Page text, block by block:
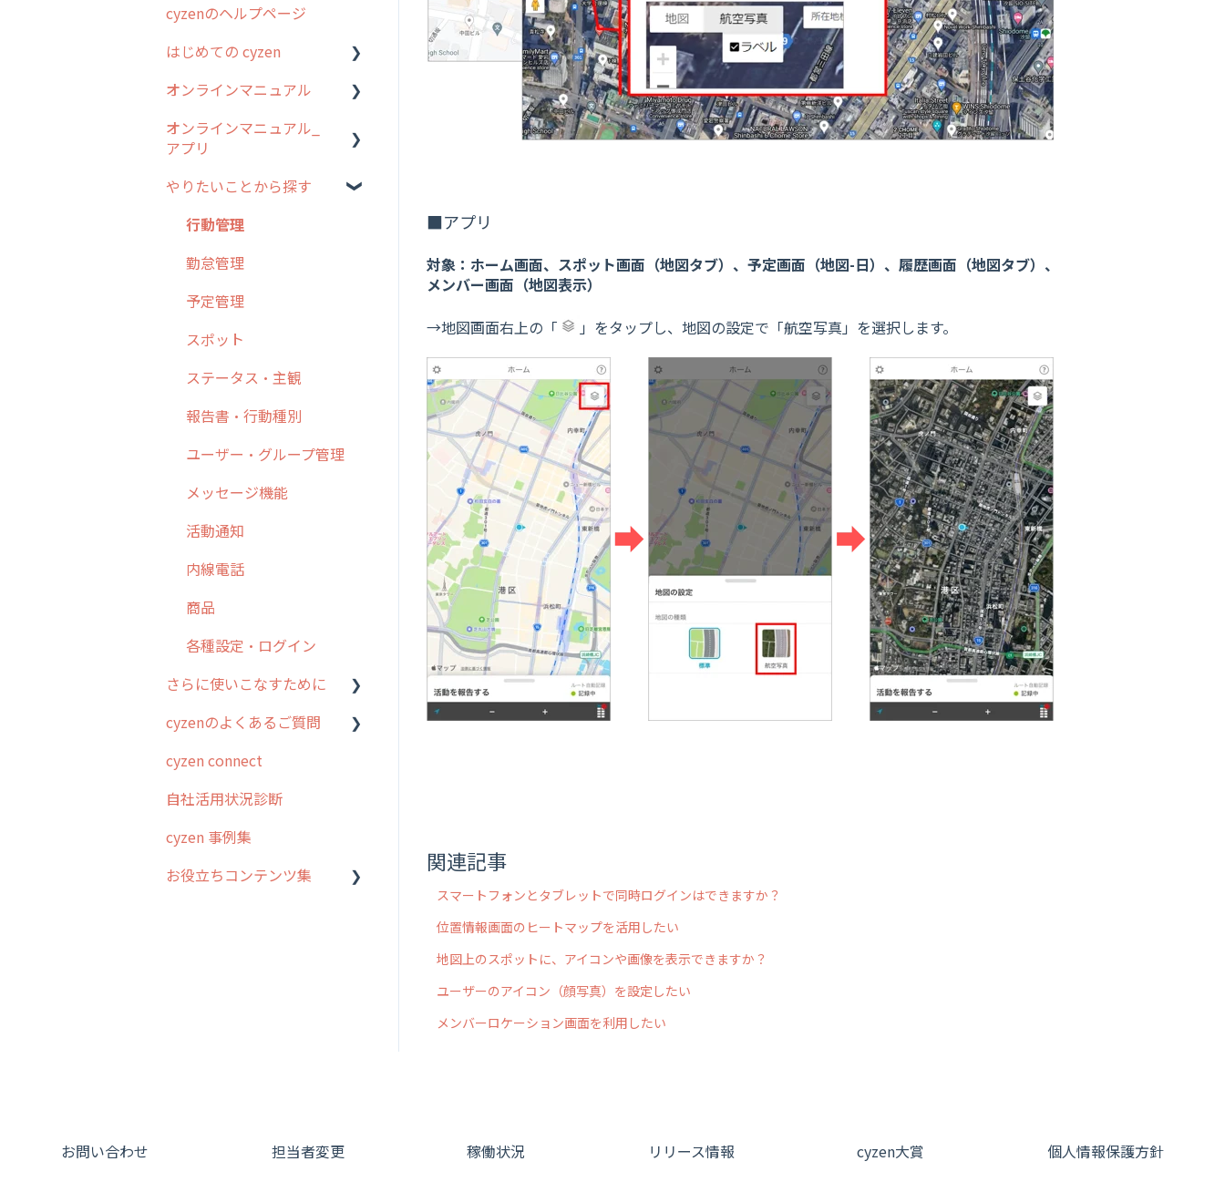
■アプリ
対象：ホーム画面、スポット画面（地図タブ）、予定画面（地図-日）、履歴画面（地図タブ）、
メンバー画面（地図表示）
→地図画面右上の「
」をタップし、地図の設定で「航空写真」を選択します。
関連記事
スマートフォンとタブレットで同時ログインはできますか？
位置情報画面のヒートマップを活用したい
地図上のスポットに、アイコンや画像を表示できますか？
ユーザーのアイコン（顔写真）を設定したい
メンバーロケーション画面を利用したい
2023年のリリース情報
過去のリリース
2019年までのリリース情
お客様の声を実現しました
cyzenのヘルプページ
はじめての cyzen
0. はじめてのcyzenの使い
1. cyzenについて知ろう
2. 主要機能の概要
3. cyzenの位置情報取得に
ステム管理者編
5. 基本的な使い方：シス
ザー編
7. 初心者向けよくある質
ための設定
10.ユーザー向けおすすめ
方法
オンラインマニュアル
管理サイトの使い始め
オンラインマニュアル_
アプリ
アプリの使い始め
ホーム画面
スポット
報告閲覧
予定
日報
履歴
メンバー
メッセージ
パフォーマンス
外部リンク
お知らせ
設定
やりたいことから探す
行動管理
勤怠管理
予定管理
スポット
ステータス・主観
報告書・行動種別
ユーザー・グループ管理
メッセージ機能
活動通知
内線電話
商品
各種設定・ログイン
さらに使いこなすために
はじめに
スポット・ステータス関連
cyzenのよくあるご質問
ログインについて
グループ・ユーザーについ
端末・設定について
cyzen connect
自社活用状況診断
cyzen 事例集
お役立ちコンテンツ集
お問い合わせ 担当者変更 稼働状況 リリース情報 cyzen大賞 個人情報保護方針